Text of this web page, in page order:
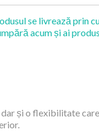
se livrează prin
acum și ai
și o flexibilitate